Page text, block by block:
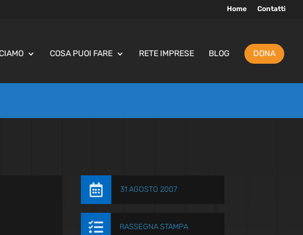
Home Contatti
COSA PUOI FARE RETE IMPRESE BLOG DONA
 31 AGOSTO 2007
 RASSEGNA STAMPA